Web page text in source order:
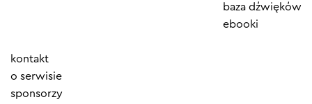
baza dźwięków
ebooki
Element
menu
kontakt
o serwisie
sponsorzy